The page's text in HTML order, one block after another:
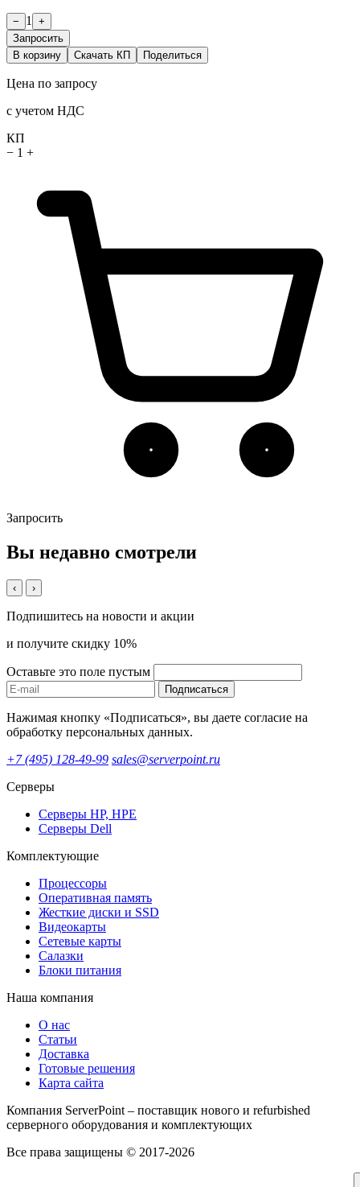
− 1
+
Запросить
В корзину
Скачать КП Поделиться
Цена по запросу
с учетом НДС
КП
− 1 +
Запросить
Вы недавно смотрели
‹ ›
Подпишитесь на новости и акции
и получите скидку 10%
Оставьте это поле пустым
Подписаться
Нажимая кнопку «Подписаться», вы даете согласие на
обработку персональных данных.
+7 (495) 128-49-99 sales@serverpoint.ru
Серверы
Серверы HP, HPE
Серверы Dell
Комплектующие
Процессоры
Оперативная память
Жесткие диски и SSD
Видеокарты
Сетевые карты
Салазки
Блоки питания
Наша компания
О нас
Статьи
Доставка
Готовые решения
Карта сайта
Компания ServerPoint – поставщик нового и refurbished
серверного оборудования и комплектующих
Все права защищены © 2017-2026